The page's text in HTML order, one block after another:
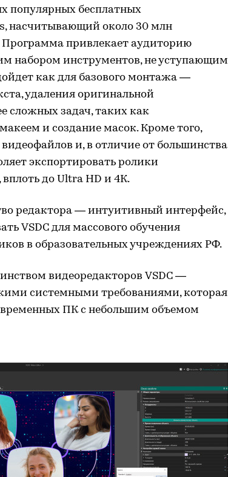
популярных бесплатных
насчитывающий около 30 млн
Программа привлекает аудиторию
набором инструментов, не уступающим
как для базового монтажа —
удаления оригинальной
сложных задач, таких как
и создание масок. Кроме того,
и, в отличие от большинства
экспортировать ролики
до Ultra HD и 4К.
редактора — интуитивный интерфейс,
VSDC для массового обучения
в образовательных учреждениях РФ.
видеоредакторов VSDC —
системными требованиями, которая
ПК с небольшим объемом